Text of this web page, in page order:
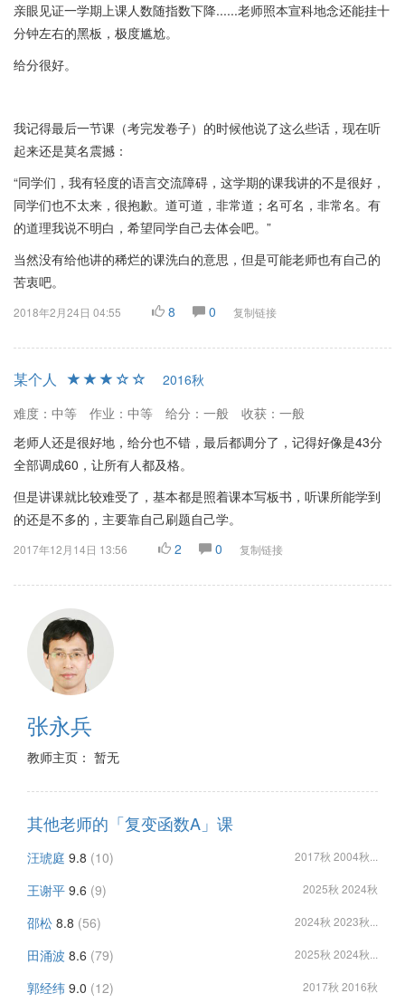
亲眼见证一学期上课人数随指数下降......老师照本宣科地念还能挂十
分钟左右的黑板，极度尴尬。
给分很好。
我记得最后一节课（考完发卷子）的时候他说了这么些话，现在听
起来还是莫名震撼：
“同学们，我有轻度的语言交流障碍，这学期的课我讲的不是很好，
同学们也不太来，很抱歉。道可道，非常道；名可名，非常名。有
的道理我说不明白，希望同学自己去体会吧。”
当然没有给他讲的稀烂的课洗白的意思，但是可能老师也有自己的
苦衷吧。
2018年2月24日 04:55 8 0 复制链接
某个人
2016秋
难度：中等
作业：中等 给分：一般
收获：一般
老师人还是很好地，给分也不错，最后都调分了，记得好像是43分
全部调成60，让所有人都及格。
但是讲课就比较难受了，基本都是照着课本写板书，听课所能学到
的还是不多的，主要靠自己刷题自己学。
2017年12月14日 13:56 2 0 复制链接
张永兵
教师主页： 暂无
其他老师的「复变函数A」课
汪琥庭 9.8 (10) 2017秋 2004秋...
王谢平 9.6 (9) 2025秋 2024秋
邵松 8.8 (56) 2024秋 2023秋...
田涌波 8.6 (79) 2025秋 2024秋...
郭经纬 9.0 (12) 2017秋 2016秋